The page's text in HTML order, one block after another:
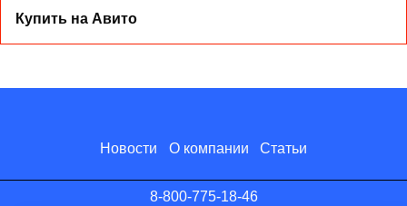
Купить на Авито
Новости О компании Статьи
8-800-775-18-46